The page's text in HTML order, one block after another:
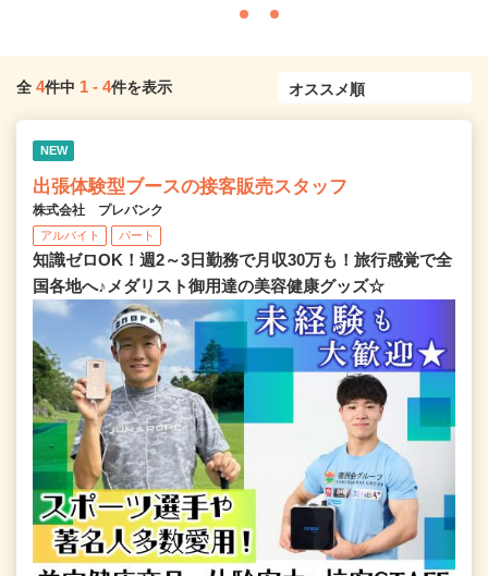
全 4件中 1 - 4件を表示
NEW
出張体験型ブースの接客販売スタッフ
株式会社 プレバンク
アルバイト パート
知識ゼロOK！週2～3日勤務で月収30万も！旅行感覚で全
国各地へ♪メダリスト御用達の美容健康グッズ☆